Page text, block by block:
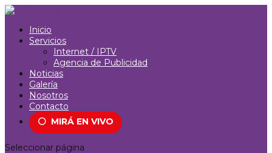
Inicio
Servicios
Internet / IPTV
Agencia de Publicidad
Noticias
Galería
Nosotros
Contacto
⚪ MIRÁ EN VIVO
Seleccionar página